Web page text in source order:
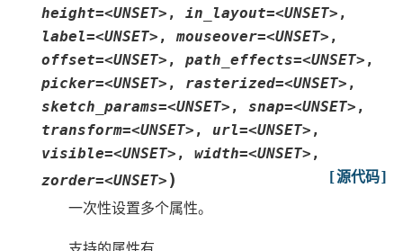
height=<UNSET> , in_layout=<UNSET> ,
label=<UNSET> ,mouseover=<UNSET> ,
offset=<UNSET> , path_effects=<UNSET> ,
picker=<UNSET> , rasterized=<UNSET> ,
sketch_params=<UNSET> , snap=<UNSET> ,
transform=<UNSET> , url=<UNSET> ,
visible=<UNSET> , width=<UNSET> ,
zorder=<UNSET> ) [源代码]
一次性设置多个属性。